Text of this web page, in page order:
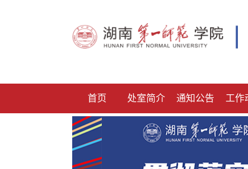
首页 处室简介 通知公告 工作